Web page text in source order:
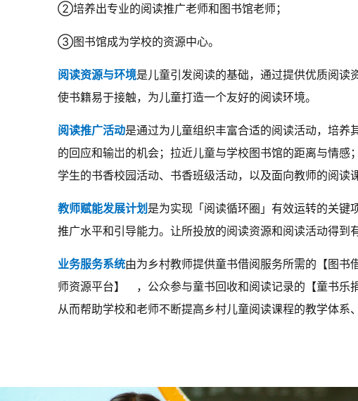
②培养出专业的阅读推广老师和图书馆老师；
③图书馆成为学校的资源中心。
阅读资源与环境是儿童引发阅读的基础，通过提供优质阅读
使书籍易于接触，为儿童打造一个友好的阅读环境。
阅读推广活动是通过为儿童组织丰富合适的阅读活动，培
的回应和输岀的机会；拉近儿童与学校图书馆的距离与情
学生的书香校园活动、书香班级活动，以及面向教师的阅读
教师赋能发展计划 是为实现「阅读循环圈」有效运转的关键
推广水平和引导能力。让所投放的阅读资源和阅读活动得到
业务服务系统由为乡村教师提供童书借阅服务所需的【图
师资源平台】 ，公众参与童书回收和阅读记录的【童书乐
从而帮助学校和老师不断提高乡村儿童阅读课程的教学体